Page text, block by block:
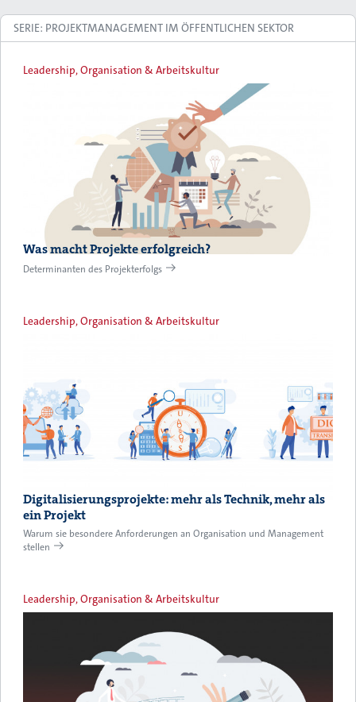
SERIE: PROJEKTMANAGEMENT IM ÖFFENTLICHEN SEKTOR
Leadership, Organisation & Arbeitskultur
Was macht Projekte erfolgreich?
Determinanten des Projekterfolgs
Leadership, Organisation & Arbeitskultur
Digitalisierungsprojekte: mehr als Technik, mehr als
ein Projekt
Warum sie besondere Anforderungen an Organisation und Management
stellen
Leadership, Organisation & Arbeitskultur